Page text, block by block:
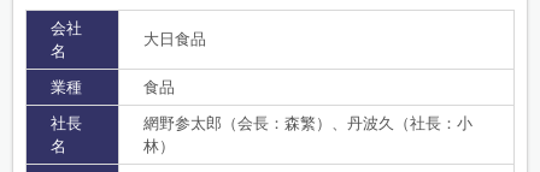
会社
名
大日食品
業種
食品
社長
名
網野参太郎（会長：森繁）、丹波久（社長：小
林）